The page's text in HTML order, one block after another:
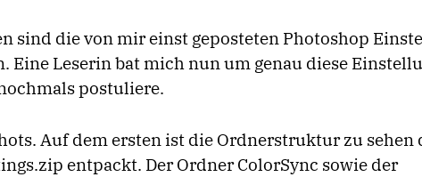
sind die von mir einst geposteten Photoshop
Eine Leserin bat mich nun um genau diese
postuliere.
Auf dem ersten ist die Ordnerstruktur zu sehen
entpackt. Der Ordner ColorSync sowie der